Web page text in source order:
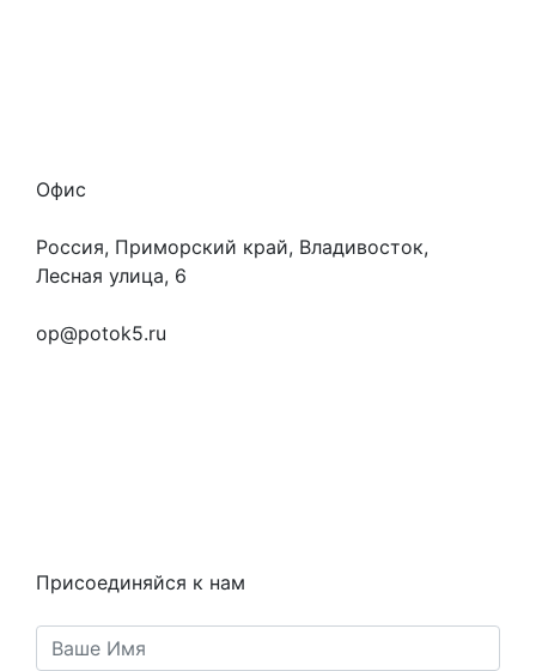
Офис
Россия, Приморский край, Владивосток,
Лесная улица, 6
op@potok5.ru
Присоединяйся к нам